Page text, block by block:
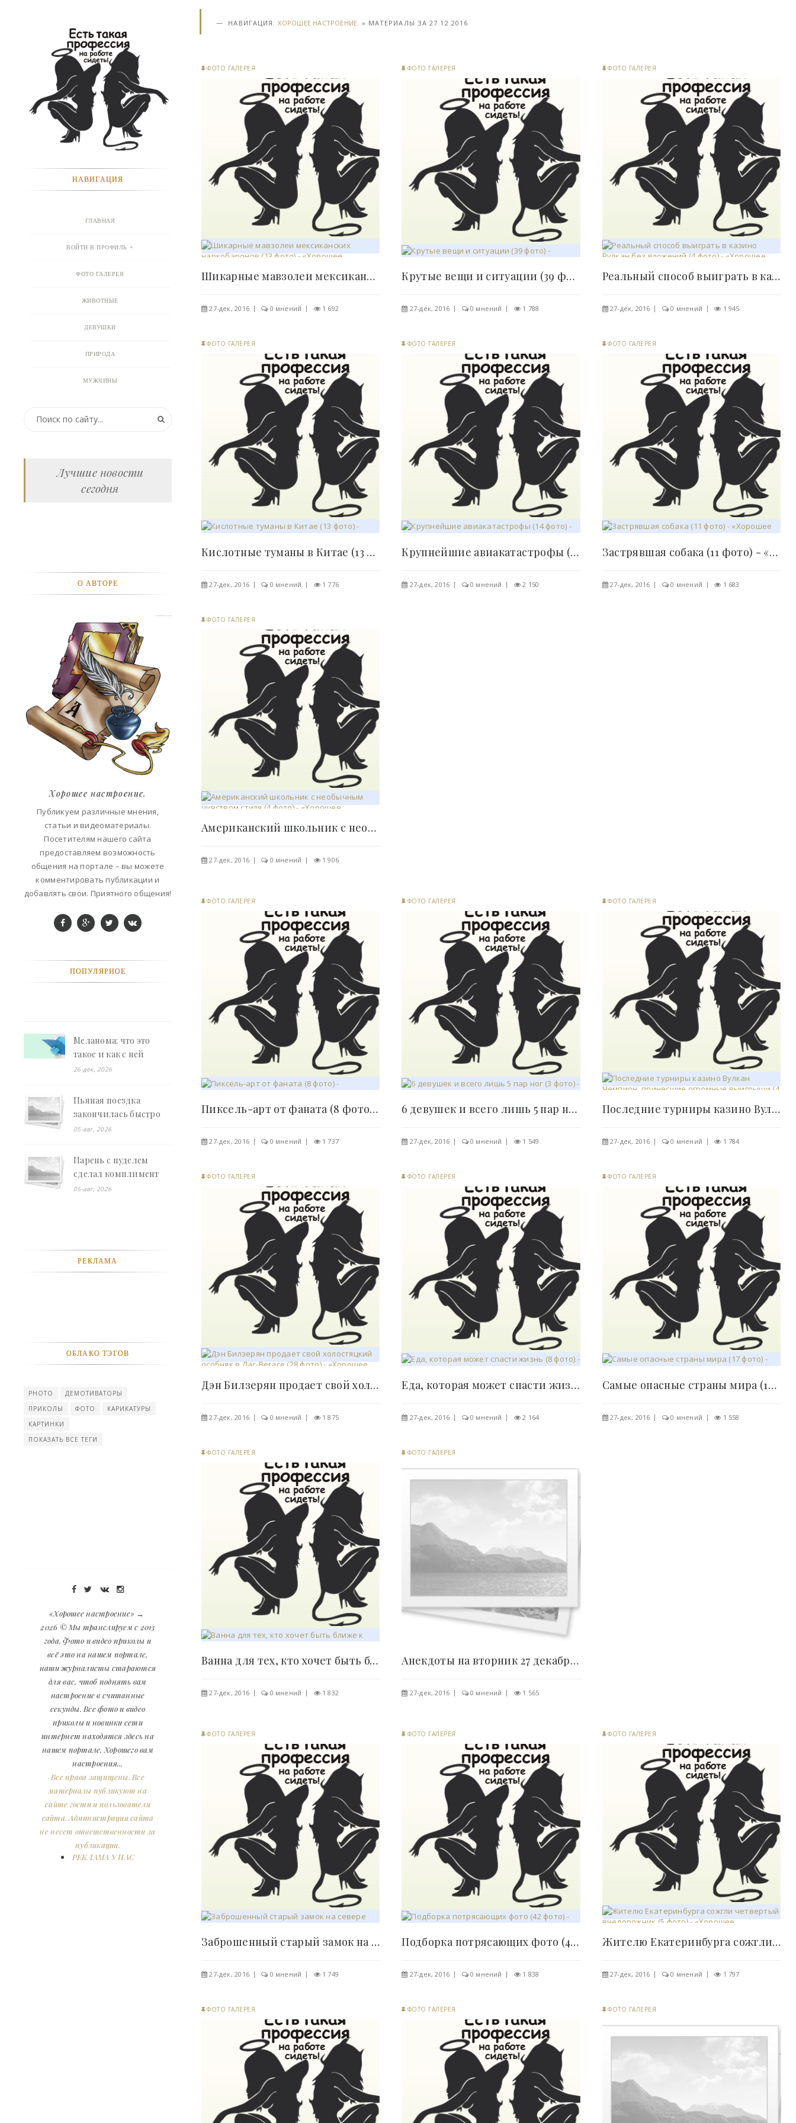
НАВИГАЦИЯ:ХОРОШЕЕ НАСТРОЕНИЕ. » МАТЕРИАЛЫ ЗА 27.12.2016
ФОТО ГАЛЕРЕЯ
Шикарные мавзолеи мексиканских наркобаронов (13..
27-дек, 2016 0 мнений 1 692
ФОТО ГАЛЕРЕЯ
Крутые вещи и ситуации (39 фото) - «Хорошее..
27-дек, 2016 0 мнений 1 788
ФОТО ГАЛЕРЕЯ
Реальный способ выиграть в казино Вулкан без..
27-дек, 2016 0 мнений 1 945
ФОТО ГАЛЕРЕЯ
Кислотные туманы в Китае (13 фото) - «Хорошее..
27-дек, 2016 0 мнений 1 776
ФОТО ГАЛЕРЕЯ
Крупнейшие авиакатастрофы (14 фото) - «Хорошее..
27-дек, 2016 0 мнений 2 150
ФОТО ГАЛЕРЕЯ
Застрявшая собака (11 фото) - «Хорошее настроение»..
27-дек, 2016 0 мнений 1 683
ФОТО ГАЛЕРЕЯ
Американский школьник с необычным чувством стиля..
27-дек, 2016 0 мнений 1 906
ФОТО ГАЛЕРЕЯ
Пиксель-арт от фаната (8 фото) - «Хорошее..
27-дек, 2016 0 мнений 1 737
ФОТО ГАЛЕРЕЯ
6 девушек и всего лишь 5 пар ног (3 фото) -..
27-дек, 2016 0 мнений 1 549
ФОТО ГАЛЕРЕЯ
Последние турниры казино Вулкан Чемпион,..
27-дек, 2016 0 мнений 1 784
ФОТО ГАЛЕРЕЯ
Дэн Билзерян продает свой холостяцкий особняк в..
27-дек, 2016 0 мнений 1 875
ФОТО ГАЛЕРЕЯ
Еда, которая может спасти жизнь (8 фото) -..
27-дек, 2016 0 мнений 2 164
ФОТО ГАЛЕРЕЯ
Самые опасные страны мира (17 фото) - «Хорошее..
27-дек, 2016 0 мнений 1 558
ФОТО ГАЛЕРЕЯ
Ванна для тех, кто хочет быть ближе к природе (5..
27-дек, 2016 0 мнений 1 832
ФОТО ГАЛЕРЕЯ
Анекдоты на вторник 27 декабря 2016г - «Хорошее..
27-дек, 2016 0 мнений 1 565
ФОТО ГАЛЕРЕЯ
Заброшенный старый замок на севере Франции (10..
27-дек, 2016 0 мнений 1 749
ФОТО ГАЛЕРЕЯ
Подборка потрясающих фото (42 фото) - «Хорошее..
27-дек, 2016 0 мнений 1 838
ФОТО ГАЛЕРЕЯ
Жителю Екатеринбурга сожгли четвертый внедорожник..
27-дек, 2016 0 мнений 1 797
ФОТО ГАЛЕРЕЯ ФОТО ГАЛЕРЕЯ ФОТО ГАЛЕРЕЯ
НАВИГАЦИЯ
ГЛАВНАЯ
ВОЙТИ В ПРОФИЛЬ
ФОТО ГАЛЕРЕЯ
ЖИВОТНЫЕ
ДЕВУШКИ
ПРИРОДА
МУЖЧИНЫ
ОТКРЫТКИ
ЛЮДИ
ПОДРОСТКИ
ГОРОДА
ЭКСПЕРЕМЕНТЫ
ЖИЛЬЕ
ЗВЕЗДЫ
Лучшие новости
сегодня
О АВТОРЕ
Хорошее настроение.
Публикуем различные мнения,
статьи и видеоматериалы.
Посетителям нашего сайта
предоставляем возможность
общения на портале – вы можете
комментировать публикации и
добавлять свои. Приятного общения!
ПОПУЛЯРНОЕ
Меланома: что это
такое и как с ней
борются - «Смешное»
26-дек, 2026
Пьяная поездка
закончилась быстро
(видео) - «Хорошее
05-авг, 2026
Парень с пуделем
сделал комплимент
девушке (видео) -
05-авг, 2026
РЕКЛАМА
ОБЛАКО ТЭГОВ
PHOTO
ДЕМОТИВАТОРЫ
ПРИКОЛЫ
ФОТО
КАРИКАТУРЫ
КАРТИНКИ
ПОКАЗАТЬ ВСЕ ТЕГИ
«Хорошее настроение» →
2026 © Мы транслируем с 2013
года. Фото и видео приколы и
всё это на нашем портале,
наши журналисты стараются
для вас, чтоб поднять вам
настроение в считанные
секунды. Все фото и видео
приколы и новинки сети
интернет находятся здесь на
нашем портале. Хорошего вам
настроения...
Все права защищены. Все
материалы публикуют на
сайте гости и пользователи
сайта. Администрация сайта
не несет ответственности за
публикации.
РЕКЛАМА У НАС